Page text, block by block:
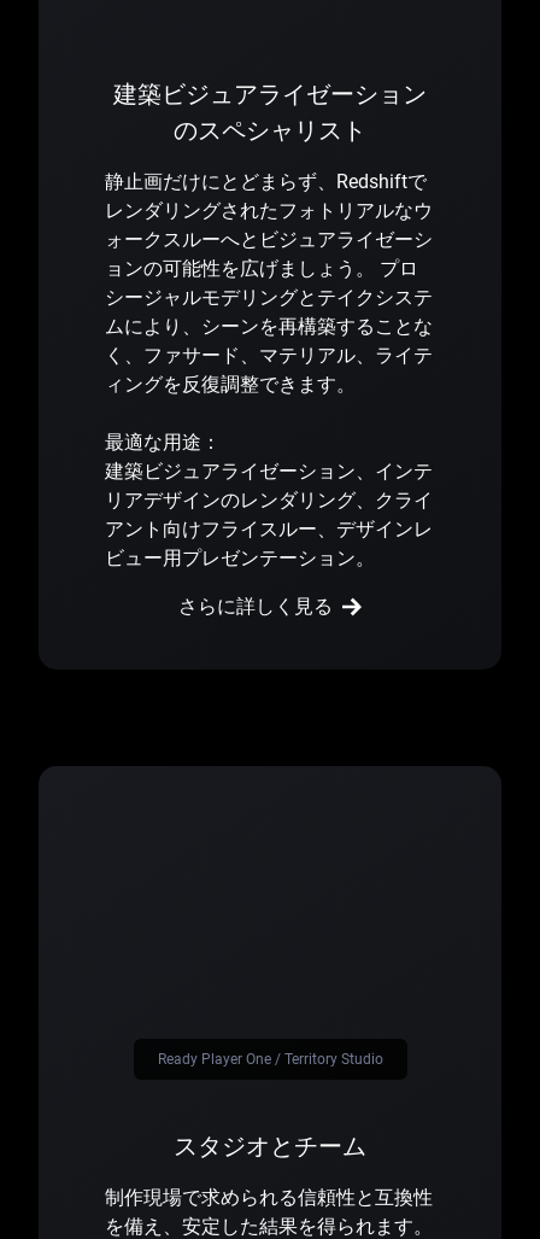
建築ビジュアライゼーション
のスペシャリスト
静止画だけにとどまらず、Redshiftで
レンダリングされたフォトリアルなウ
ォークスルーへとビジュアライゼーシ
ョンの可能性を広げましょう。 プロ
シージャルモデリングとテイクシステ
ムにより、シーンを再構築することな
く、ファサード、マテリアル、ライテ
ィングを反復調整できます。
最適な用途：
建築ビジュアライゼーション、インテ
リアデザインのレンダリング、クライ
アント向けフライスルー、デザインレ
ビュー用プレゼンテーション。
さらに詳しく見る
スタジオとチーム
制作現場で求められる信頼性と互換性
を備え、安定した結果を得られます。
Ready Player One / Territory Studio